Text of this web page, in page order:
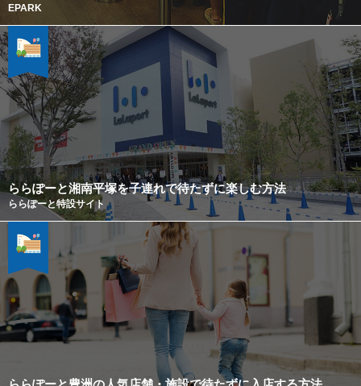
EPARK
ららぽーと湘南平塚を子連れで待たずに楽しむ方法
ららぽーと特設サイト